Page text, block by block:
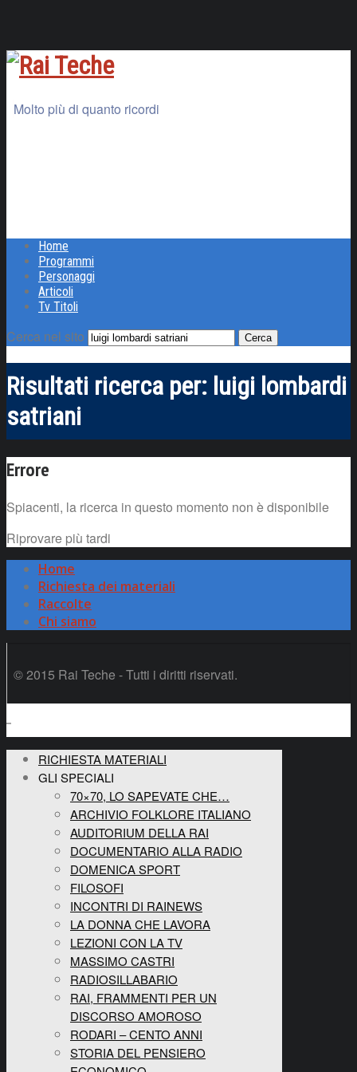
Molto più di quanto ricordi
Home
Programmi
Personaggi
Articoli
Tv Titoli
Cerca nel sito
Risultati ricerca per: luigi lombardi
satriani
Errore
Spiacenti, la ricerca in questo momento non è disponibile
Riprovare più tardi
Home
Richiesta dei materiali
Raccolte
Chi siamo
© 2015 Rai Teche - Tutti i diritti riservati.
RICHIESTA MATERIALI
GLI SPECIALI
70×70, LO SAPEVATE CHE…
ARCHIVIO FOLKLORE ITALIANO
AUDITORIUM DELLA RAI
DOCUMENTARIO ALLA RADIO
DOMENICA SPORT
FILOSOFI
INCONTRI DI RAINEWS
LA DONNA CHE LAVORA
LEZIONI CON LA TV
MASSIMO CASTRI
RADIOSILLABARIO
RAI, FRAMMENTI PER UN
DISCORSO AMOROSO
RODARI – CENTO ANNI
STORIA DEL PENSIERO